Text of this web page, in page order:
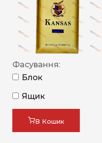
Фасування:
Блок
Ящик
В Кошик